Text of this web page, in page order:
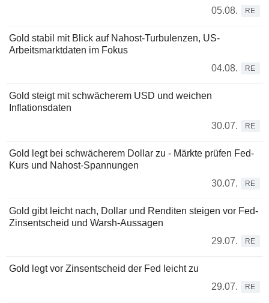
05.08.
RE
Gold stabil mit Blick auf Nahost-Turbulenzen, US-
Arbeitsmarktdaten im Fokus
04.08.
RE
Gold steigt mit schwächerem USD und weichen
Inflationsdaten
30.07.
RE
Gold legt bei schwächerem Dollar zu - Märkte prüfen Fed-
Kurs und Nahost-Spannungen
30.07.
RE
Gold gibt leicht nach, Dollar und Renditen steigen vor Fed-
Zinsentscheid und Warsh-Aussagen
29.07.
RE
Gold legt vor Zinsentscheid der Fed leicht zu
29.07.
RE